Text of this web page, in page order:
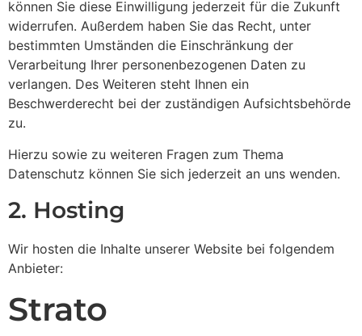
können Sie diese Einwilligung jederzeit für die Zukunft
widerrufen. Außerdem haben Sie das Recht, unter
bestimmten Umständen die Einschränkung der
Verarbeitung Ihrer personenbezogenen Daten zu
verlangen. Des Weiteren steht Ihnen ein
Beschwerderecht bei der zuständigen Aufsichtsbehörde
zu.
Hierzu sowie zu weiteren Fragen zum Thema
Datenschutz können Sie sich jederzeit an uns wenden.
2. Hosting
Wir hosten die Inhalte unserer Website bei folgendem
Anbieter:
Strato